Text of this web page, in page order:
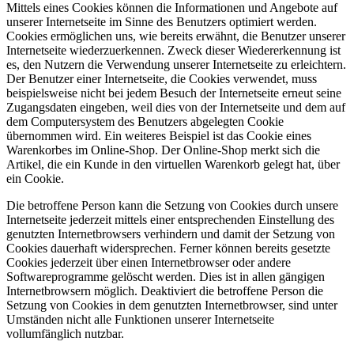
Mittels eines Cookies können die Informationen und Angebote auf
unserer Internetseite im Sinne des Benutzers optimiert werden.
Cookies ermöglichen uns, wie bereits erwähnt, die Benutzer unserer
Internetseite wiederzuerkennen. Zweck dieser Wiedererkennung ist
es, den Nutzern die Verwendung unserer Internetseite zu erleichtern.
Der Benutzer einer Internetseite, die Cookies verwendet, muss
beispielsweise nicht bei jedem Besuch der Internetseite erneut seine
Zugangsdaten eingeben, weil dies von der Internetseite und dem auf
dem Computersystem des Benutzers abgelegten Cookie
übernommen wird. Ein weiteres Beispiel ist das Cookie eines
Warenkorbes im Online-Shop. Der Online-Shop merkt sich die
Artikel, die ein Kunde in den virtuellen Warenkorb gelegt hat, über
ein Cookie.
Die betroffene Person kann die Setzung von Cookies durch unsere
Internetseite jederzeit mittels einer entsprechenden Einstellung des
genutzten Internetbrowsers verhindern und damit der Setzung von
Cookies dauerhaft widersprechen. Ferner können bereits gesetzte
Cookies jederzeit über einen Internetbrowser oder andere
Softwareprogramme gelöscht werden. Dies ist in allen gängigen
Internetbrowsern möglich. Deaktiviert die betroffene Person die
Setzung von Cookies in dem genutzten Internetbrowser, sind unter
Umständen nicht alle Funktionen unserer Internetseite
vollumfänglich nutzbar.